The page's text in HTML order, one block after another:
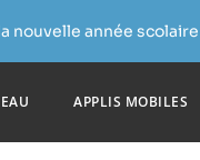
nouvelle année
APPLIS MOBILES